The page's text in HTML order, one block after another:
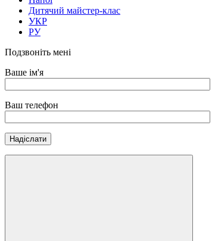
Дитячий майстер-клас
УКР
РУ
Подзвоніть мені
Ваше ім'я
Ваш телефон